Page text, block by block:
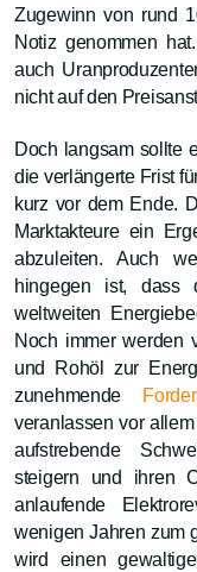
Zugewinn von rund
Notiz genommen
auch
nicht auf den
Doch langsam sollte
die verlängerte Frist
kurz vor dem Ende.
Marktakteure ein
abzuleiten. Auch
hingegen ist, dass
weltweiten
Noch immer werden
und Rohöl zur
zunehmende
veranlassen vor
aufstrebende
steigern und ihren
anlaufende
wenigen Jahren zum
wird einen